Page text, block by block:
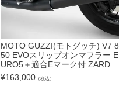
MOTO GUZZI(モトグッチ) V7 8
50 EVOスリップオンマフラー E
URO5＋適合Eマーク付 ZARD
¥163,000 （税込）